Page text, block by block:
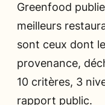
Greenfood
meilleurs
sont ceux dont
provenance,
10 critères, 3
rapport public.